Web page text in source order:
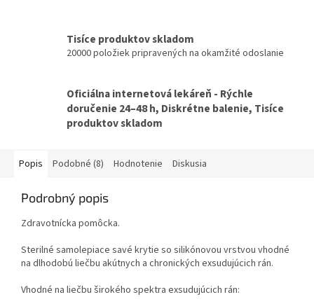
Tisíce produktov skladom
20000 položiek pripravených na okamžité odoslanie
Oficiálna internetová lekáreň - Rýchle
doručenie 24–48 h, Diskrétne balenie, Tisíce
produktov skladom
Popis Podobné (8) Hodnotenie Diskusia
Podrobný popis
Zdravotnícka pomôcka.
Sterilné samolepiace savé krytie so silikónovou vrstvou vhodné
na dlhodobú liečbu akútnych a chronických exsudujúcich rán.
Vhodné na liečbu širokého spektra exsudujúcich rán: